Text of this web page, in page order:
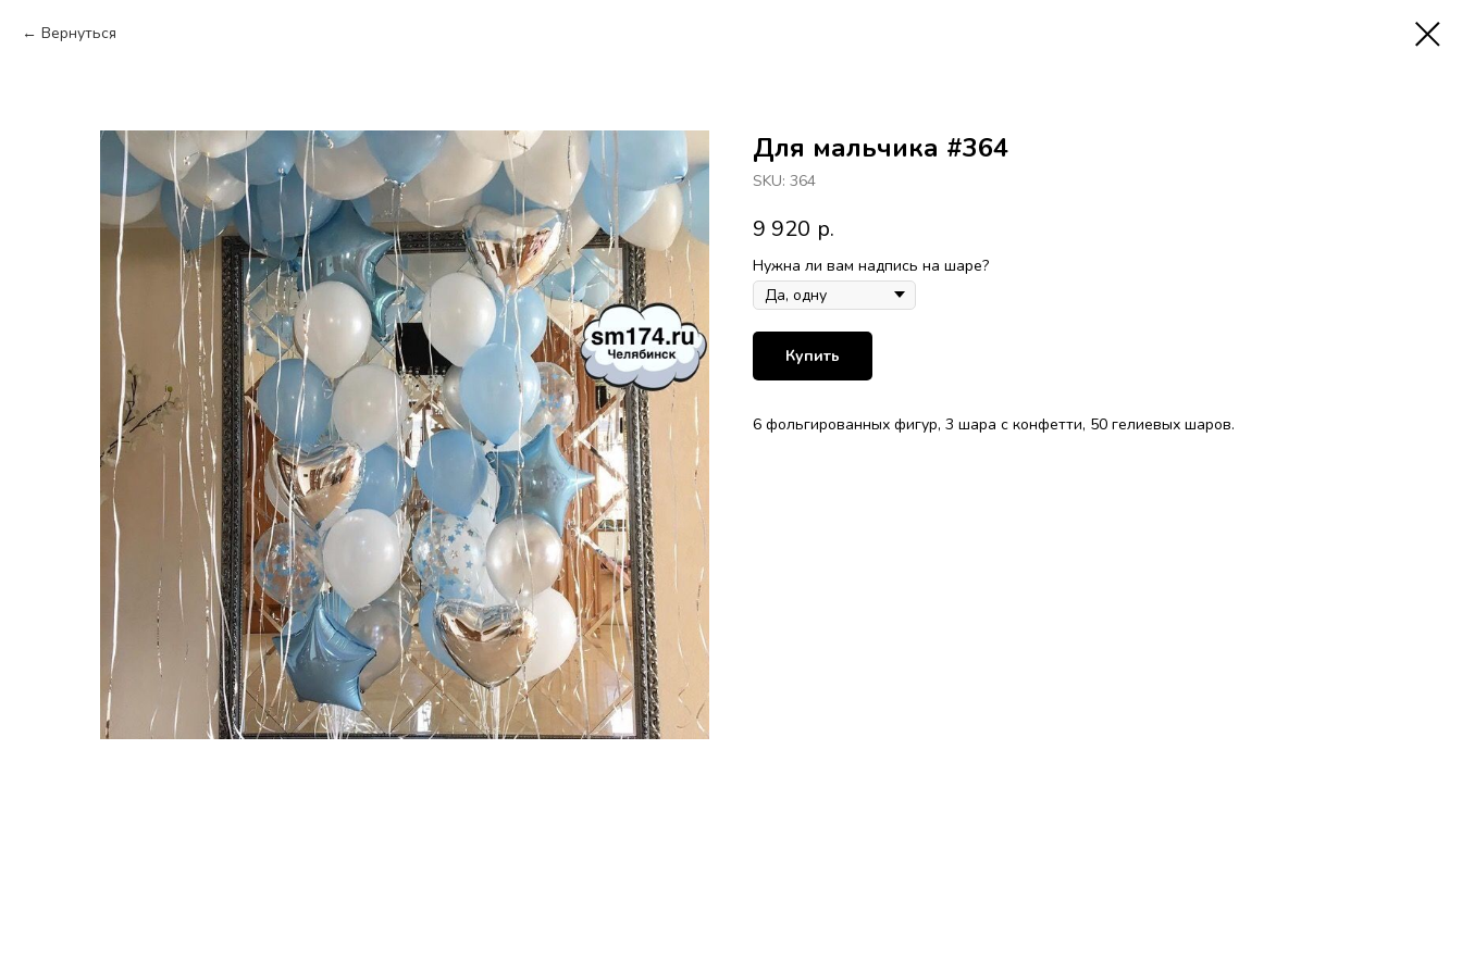
Вернуться
Для мальчика #364
SKU: 364
9 920 р.
Нужна ли вам надпись на шаре?
Купить
6 фольгированных фигур, 3 шара с конфетти, 50 гелиевых шаров.